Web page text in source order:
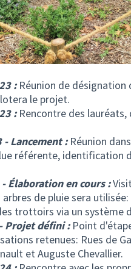
:Réunion de désignation
le projet.
:Rencontre des
Lancement :Réunion
référente, identification
Élaboration en cours :
de pluie sera
trottoirs via un système
Projet défini :Point
retenues: Rues de
et Auguste Chevallier.